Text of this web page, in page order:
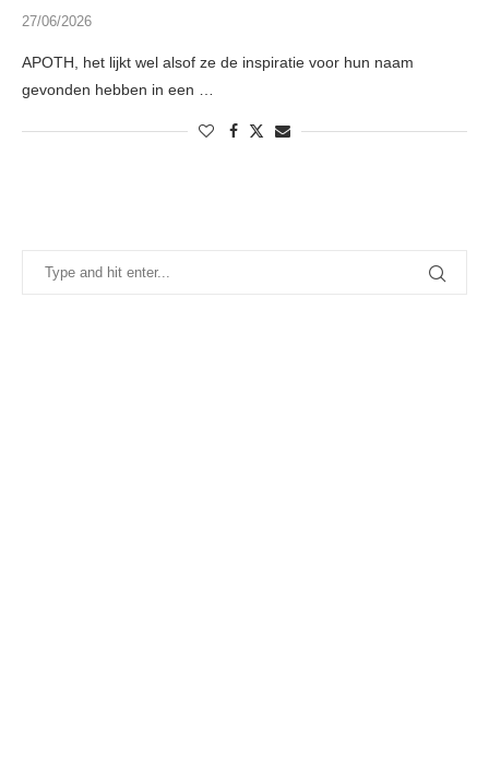
27/06/2026
APOTH, het lijkt wel alsof ze de inspiratie voor hun naam
gevonden hebben in een …